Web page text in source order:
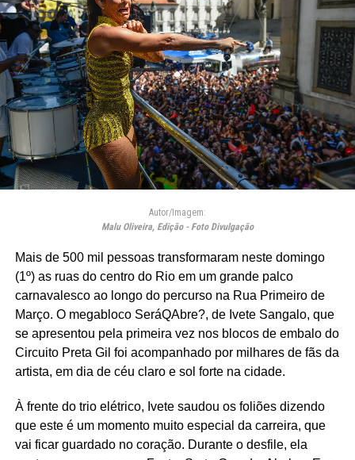
Autor/Imagem:
Malu Oliveira, Edição - Foto Divulgação
Mais de 500 mil pessoas transformaram neste domingo
(1º) as ruas do centro do Rio em um grande palco
carnavalesco ao longo do percurso na Rua Primeiro de
Março. O megabloco SeráQAbre?, de Ivete Sangalo, que
se apresentou pela primeira vez nos blocos de embalo do
Circuito Preta Gil foi acompanhado por milhares de fãs da
artista, em dia de céu claro e sol forte na cidade.
À frente do trio elétrico, Ivete saudou os foliões dizendo
que este é um momento muito especial da carreira, que
vai ficar guardado no coração. Durante o desfile, ela